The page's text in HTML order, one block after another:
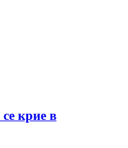
крие в